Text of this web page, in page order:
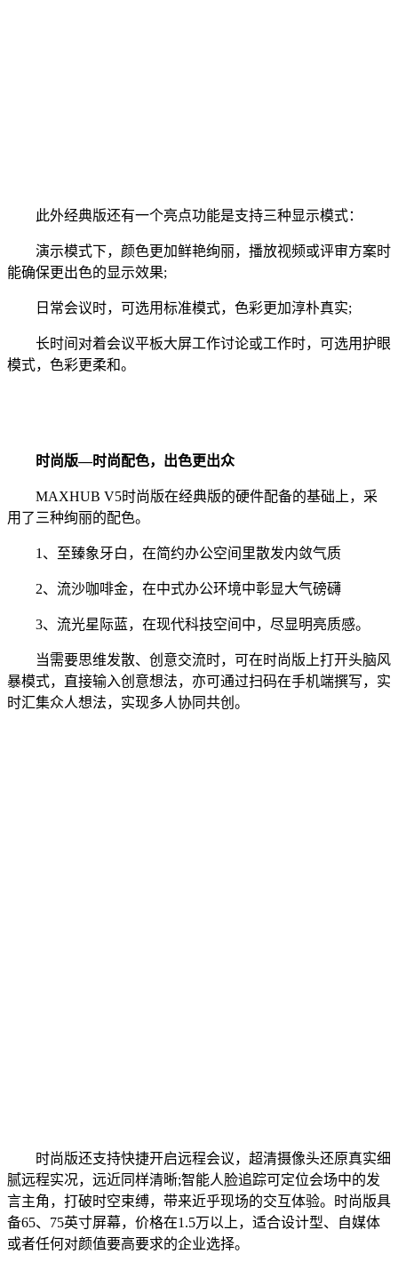
此外经典版还有一个亮点功能是支持三种显示模式：
演示模式下，颜色更加鲜艳绚丽，播放视频或评审方案时
能确保更出色的显示效果;
日常会议时，可选用标准模式，色彩更加淳朴真实;
长时间对着会议平板大屏工作讨论或工作时，可选用护眼
模式，色彩更柔和。
时尚版—时尚配色，出色更出众
MAXHUB V5时尚版在经典版的硬件配备的基础上，采
用了三种绚丽的配色。
1、至臻象牙白，在简约办公空间里散发内敛气质
2、流沙咖啡金，在中式办公环境中彰显大气磅礴
3、流光星际蓝，在现代科技空间中，尽显明亮质感。
当需要思维发散、创意交流时，可在时尚版上打开头脑风
暴模式，直接输入创意想法，亦可通过扫码在手机端撰写，实
时汇集众人想法，实现多人协同共创。
时尚版还支持快捷开启远程会议，超清摄像头还原真实细
腻远程实况，远近同样清晰;智能人脸追踪可定位会场中的发
言主角，打破时空束缚，带来近乎现场的交互体验。时尚版具
备65、75英寸屏幕，价格在1.5万以上，适合设计型、自媒体
或者任何对颜值要高要求的企业选择。